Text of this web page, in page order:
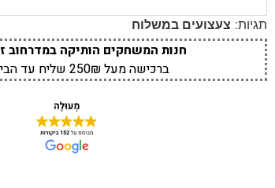
תגיות: צעצועים במשלוח
חנות המשחקים הותיקה במדרחוב
ברכישה מעל 250₪ שליח עד הבית חינם